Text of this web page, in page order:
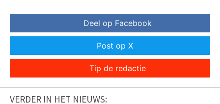
Deel op Facebook
Post op X
Tip de redactie
VERDER IN HET NIEUWS: